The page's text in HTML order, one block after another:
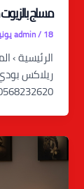
مساج
admin/18 يونيو، 2026
الرئيسية ›
ريلاكس
0568232620 خدمة